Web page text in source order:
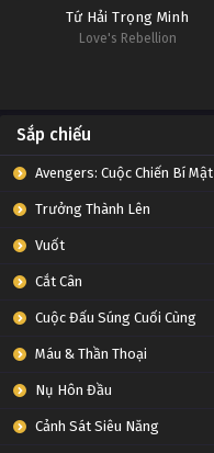
Tứ Hải Trọng Minh
Love's Rebellion
Sắp chiếu
Avengers: Cuộc Chiến Bí Mật
Trưởng Thành Lên
Vuốt
Cắt Cân
Cuộc Đấu Súng Cuối Cùng
Máu & Thần Thoại
Nụ Hôn Đầu
Cảnh Sát Siêu Năng